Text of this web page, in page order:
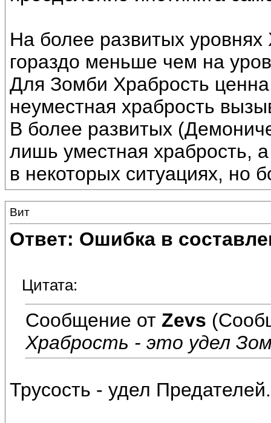
На более развитых уровнях
гораздо меньше чем на
Для Зомби Храбрость
неуместная храбрость
В более развитых
лишь уместная храбрость,
в некоторых ситуациях, но
Вит
Ответ: Ошибка в
Цитата:
Сообщение от Zevs
Храбрость - это удел
Трусость - удел Предателей.